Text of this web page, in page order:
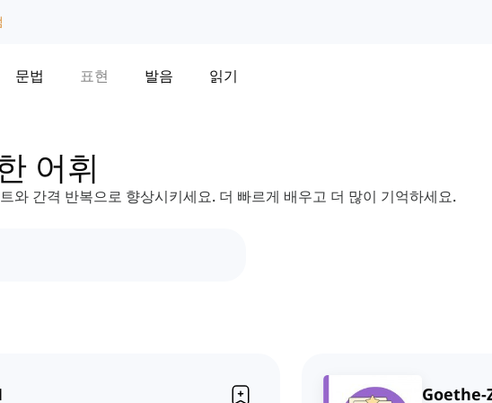
문법 표현 발음 읽기
어휘
와 간격 반복으로 향상시키세요. 더 빠르게 배우고 더 많이 기억하세요.